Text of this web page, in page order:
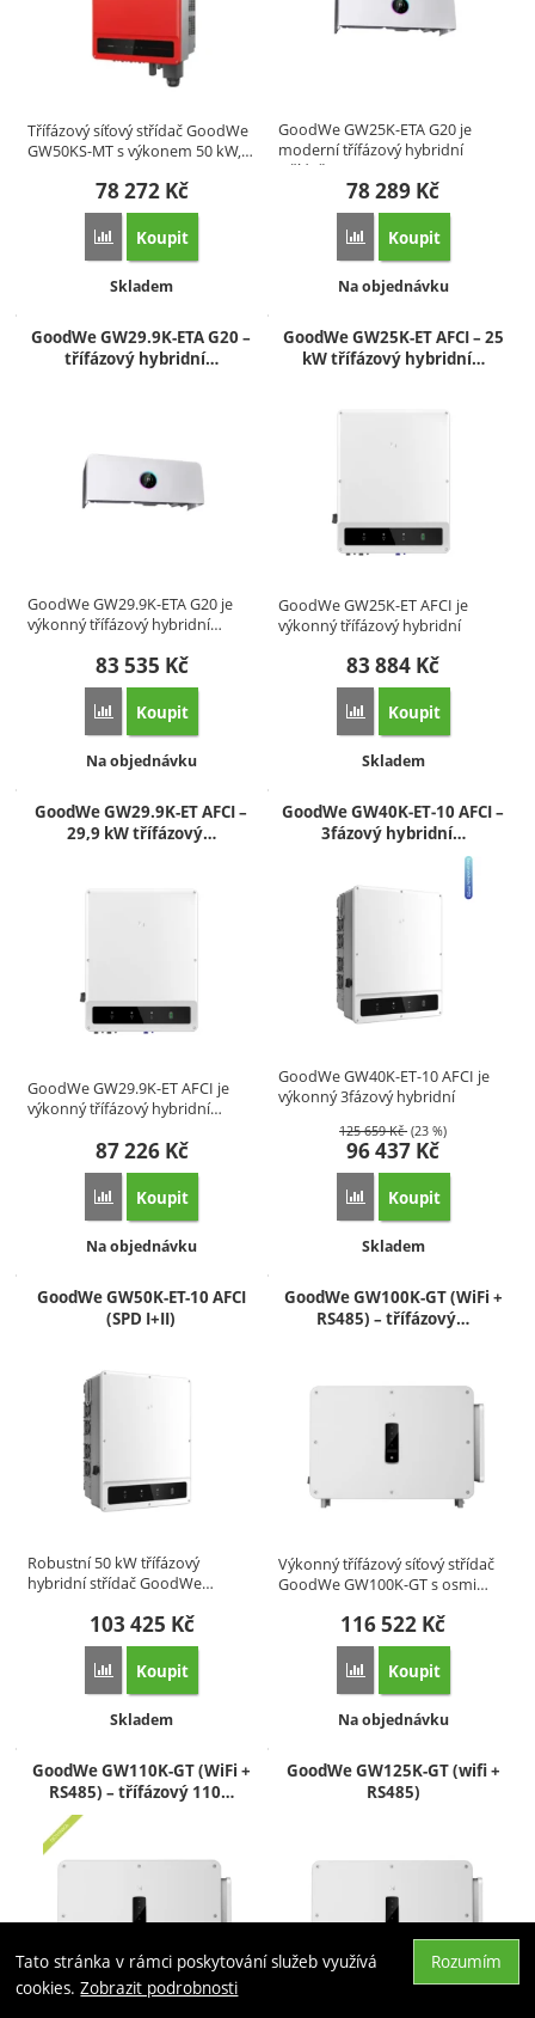
Tato stránka v rámci poskytování služeb využívá
cookies.Zobrazit podrobnosti
Rozumím
Třífázový síťový střídač GoodWe
GW50KS-MT s výkonem 50 kW,…
78 272 Kč
Přidat 'GoodWe GW50KS-MT (WiFi, displej) – třífázový
Koupit
Dostupnost:
Skladem
GoodWe GW25K-ETA G20 je
moderní třífázový hybridní
střídač…
78 289 Kč
Přidat 'GoodWe
Koupit
Dostupnost:
Na objednávku
GoodWe GW29.9K-ETA G20 –
třífázový hybridní…
GoodWe GW29.9K-ETA G20 je
výkonný třífázový hybridní…
83 535 Kč
Přidat 'GoodWe GW29.9K-ETA G20 – třífázový hybridní
Koupit
Dostupnost:
Na objednávku
GoodWe GW25K-ET AFCI – 25
kW třífázový hybridní…
GoodWe GW25K-ET AFCI je
výkonný třífázový hybridní
83 884 Kč
Přidat 'GoodWe
Koupit
Dostupnost:
Skladem
GoodWe GW29.9K-ET AFCI –
29,9 kW třífázový…
GoodWe GW29.9K-ET AFCI je
výkonný třífázový hybridní…
87 226 Kč
Přidat 'GoodWe GW29.9K-ET AFCI – 29,9 kW třífázový
Koupit
Dostupnost:
Na objednávku
GoodWe GW40K‑ET‑10 AFCI –
3fázový hybridní…
GoodWe GW40K‑ET‑10 AFCI je
výkonný 3fázový hybridní
125 659Kč (23 %)
96 437 Kč
Přidat 'GoodWe
Koupit
Dostupnost:
Skladem
GoodWe GW50K-ET-10 AFCI
(SPD I+II)
Robustní 50 kW třífázový
hybridní střídač GoodWe…
103 425 Kč
Přidat 'GoodWe GW50K-ET-10 AFCI (SPD I+II)' k
Koupit
Dostupnost:
Skladem
GoodWe GW100K-GT (WiFi +
RS485) – třífázový…
Výkonný třífázový síťový střídač
GoodWe GW100K-GT s osmi…
116 522 Kč
Přidat 'GoodWe
Koupit
Dostupnost:
Na objednávku
GoodWe GW110K-GT (WiFi +
RS485) – třífázový 110…
GoodWe GW125K-GT (wifi +
RS485)